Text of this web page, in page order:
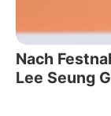
Nach
Lee Seung